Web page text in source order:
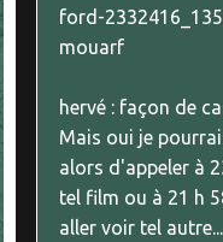
ford-
mouarf
hervé : façon de
Mais oui je
alors d'appeler à
tel film ou à 21 h
aller voir tel autre...